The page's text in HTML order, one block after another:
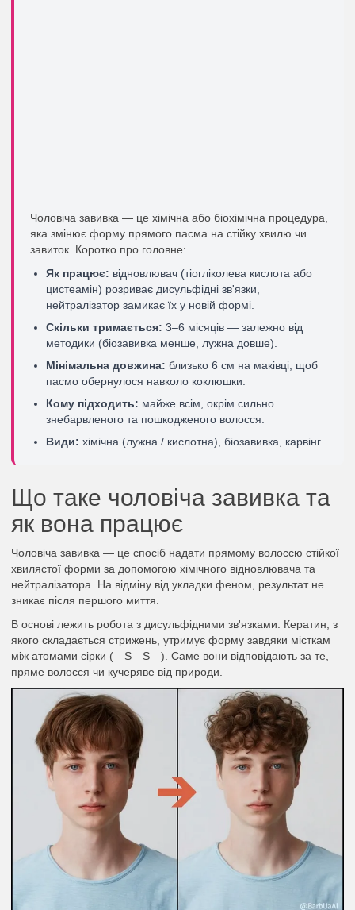
Чоловіча завивка — це хімічна або біохімічна процедура,
яка змінює форму прямого пасма на стійку хвилю чи
завиток. Коротко про головне:
Як працює: відновлювач (тіогліколева кислота або
цистеамін) розриває дисульфідні зв'язки,
нейтралізатор замикає їх у новій формі.
Скільки тримається: 3–6 місяців — залежно від
методики (біозавивка менше, лужна довше).
Мінімальна довжина: близько 6 см на маківці, щоб
пасмо обернулося навколо коклюшки.
Кому підходить: майже всім, окрім сильно
знебарвленого та пошкодженого волосся.
Види: хімічна (лужна / кислотна), біозавивка, карвінг.
Що таке чоловіча завивка та
як вона працює
Чоловіча завивка — це спосіб надати прямому волоссю стійкої
хвилястої форми за допомогою хімічного відновлювача та
нейтралізатора. На відміну від укладки феном, результат не
зникає після першого миття.
В основі лежить робота з дисульфідними зв'язками. Кератин, з
якого складається стрижень, утримує форму завдяки місткам
між атомами сірки (—S—S—). Саме вони відповідають за те,
пряме волосся чи кучеряве від природи.